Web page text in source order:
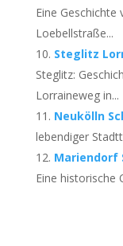
Eine
Loebellstraße...
Steglitz
Steglitz:
Lorraineweg in...
Neukölln
lebendiger
Mariendorf
Eine historische